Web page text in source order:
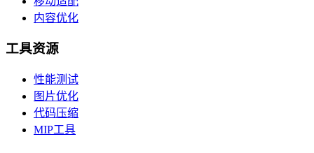
内容优化
工具资源
性能测试
图片优化
代码压缩
MIP工具